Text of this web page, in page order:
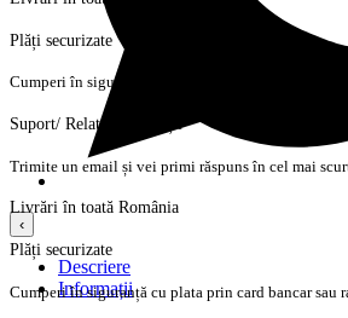
Plăți securizate
Cumperi în siguranță cu plata prin card bancar sau
Suport/ Relații cu clienții
Trimite un email și vei primi răspuns în cel mai
Livrări în toată România
Plăți securizate
Cumperi în siguranță cu plata prin card bancar sau
‹
Descriere
Informații